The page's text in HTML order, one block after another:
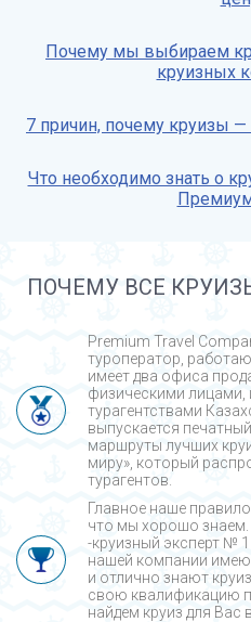
Почему мы выбираем
круизных
7 причин, почему круизы
Что необходимо знать о
ПОЧЕМУ ВСЕ
Premium Travel
туроператор,
имеет два офиса
физическими лицами,
турагентствами
выпускается
маршруты лучших
миру», который
турагентов.
Главное наше
что мы хорошо знаем.
-круизный эксперт №
нашей компании
и отлично знают
свою квалификацию
найдем круиз для Вас